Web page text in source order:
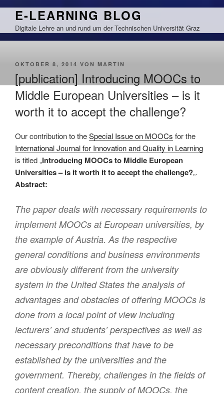
Zum
springen
E-LEARNING BLOG
Digitale Lehre an und rund um der Technischen Universität Graz
VERÖFFENTLICHT
OKTOBER 8, 2014 VON MARTIN
[publication] Introducing MOOCs to
Middle European Universities – is it
worth it to accept the challenge?
Our contribution to theSpecial Issue on MOOCs for the
International Journal for Innovation and Quality in Learning
is titled „Introducing MOOCs to Middle European
Universities – is it worth it to accept the challenge?„.
Abstract:
The paper deals with necessary requirements to
implement MOOCs at European universities, by
the example of Austria. As the respective
general conditions and business environments
are obviously different from the university
system in the United States the analysis of
advantages and obstacles of offering MOOCs is
done from a local point of view including
lecturers’ and students’ perspectives as well as
necessary preconditions that have to be
established by the universities and the
government. Thereby, challenges in the fields of
content creation, the supply of MOOCs, the